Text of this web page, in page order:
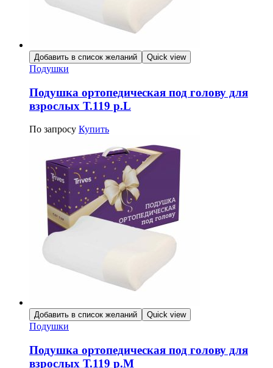
Добавить в список желаний Quick view
Подушки
Подушка ортопедическая под голову для
взрослых Т.119 р.L
По запросу Купить
Добавить в список желаний Quick view
Подушки
Подушка ортопедическая под голову для
взрослых Т.119 р.М